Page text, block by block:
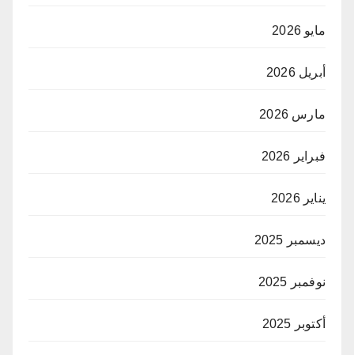
مايو 2026
أبريل 2026
مارس 2026
فبراير 2026
يناير 2026
ديسمبر 2025
نوفمبر 2025
أكتوبر 2025